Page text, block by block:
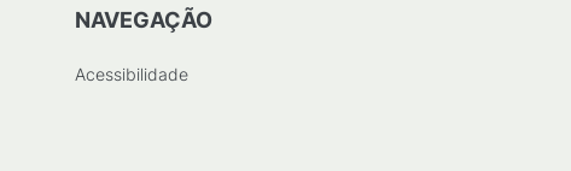
NAVEGAÇÃO
Acessibilidade